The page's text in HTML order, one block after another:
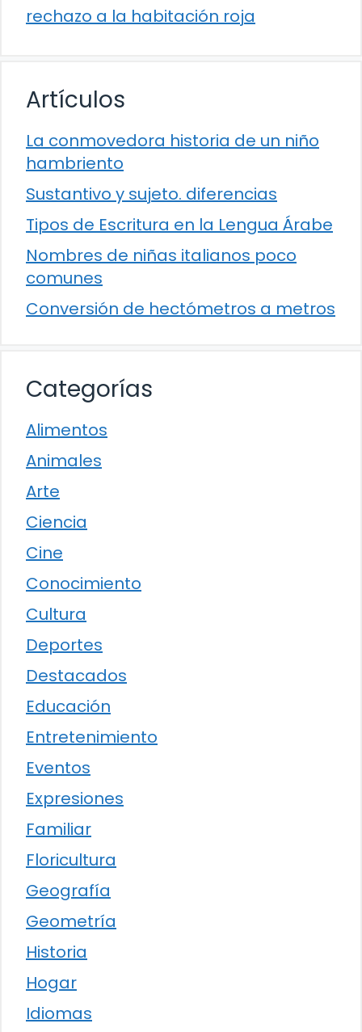
rechazo a la habitación roja
Artículos
La conmovedora historia de un niño
hambriento
Sustantivo y sujeto. diferencias
Tipos de Escritura en la Lengua Árabe
Nombres de niñas italianos poco
comunes
Conversión de hectómetros a metros
Categorías
Alimentos
Animales
Arte
Ciencia
Cine
Conocimiento
Cultura
Deportes
Destacados
Educación
Entretenimiento
Eventos
Expresiones
Familiar
Floricultura
Geografía
Geometría
Historia
Hogar
Idiomas